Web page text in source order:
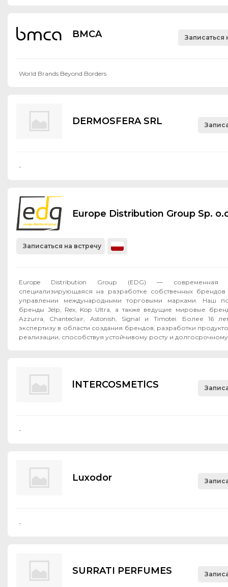
BMCA Записаться
World Brands Beyond Borders
DERMOSFERA SRL
-
Europe Distribution Group Sp.
Записаться на встречу
Europe Distribution Group (EDG) — современная
специализирующаяся на разработке собственных брендов
управлении международными торговыми марками. Наш
бренды Jelp, Rex, Kop Ultra, а также ведущие мировые
Azzurra, Chanteclair, Astonish, Signal и Timotei. Более 16
экспертизу в области создания брендов, разработки
реализации, способствуя устойчивому росту и
lNTERCOSMETlCS
-
Luхоdоr
-
SURRATI PERFUMES